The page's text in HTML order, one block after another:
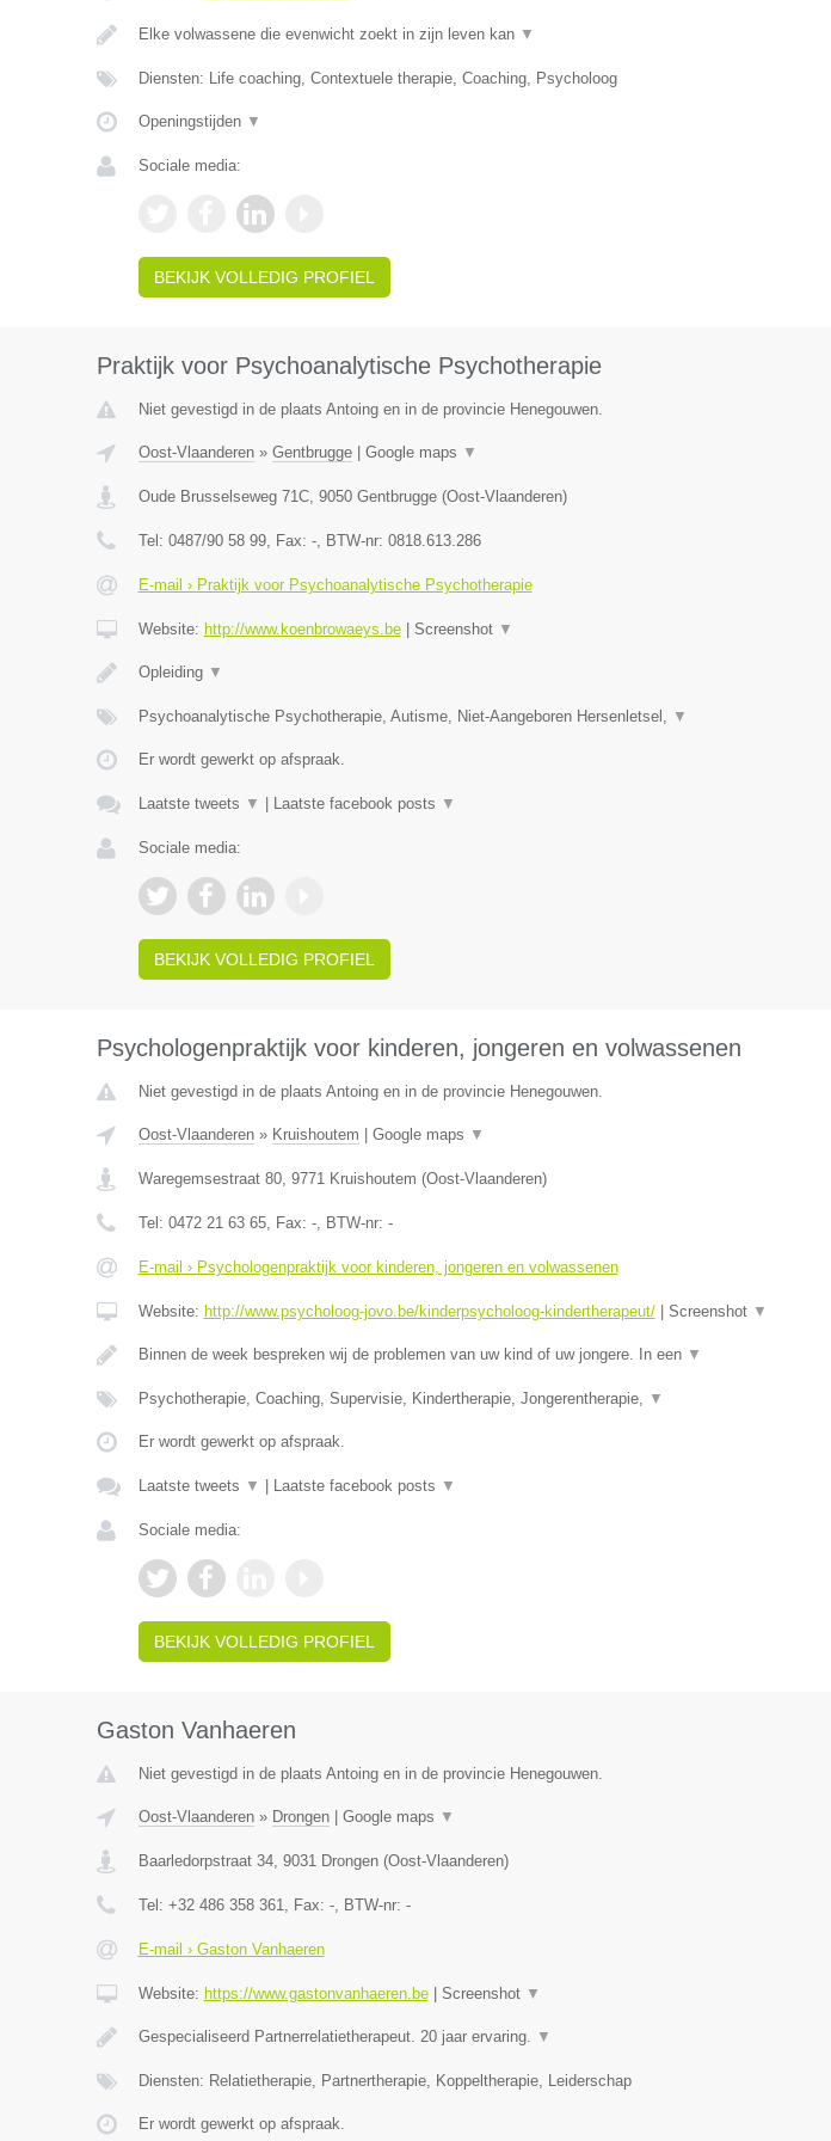
Elke volwassene die evenwicht zoekt in zijn leven kan ▼
Diensten: Life coaching, Contextuele therapie, Coaching, Psycholoog
Openingstijden ▼
Sociale media:
BEKIJK VOLLEDIG PROFIEL
Praktijk voor Psychoanalytische Psychotherapie
Niet gevestigd in de plaats Antoing en in de provincie Henegouwen.
Oost-Vlaanderen» Gentbrugge| Google maps ▼
Oude Brusselseweg 71C, 9050 Gentbrugge(Oost-Vlaanderen)
Tel: 0487/90 58 99, Fax: -, BTW-nr: 0818.613.286
E-mail › Praktijk voor Psychoanalytische Psychotherapie
Website: http://www.koenbrowaeys.be| Screenshot ▼
Opleiding ▼
Psychoanalytische Psychotherapie, Autisme, Niet-Aangeboren Hersenletsel, ▼
Er wordt gewerkt op afspraak.
Laatste tweets ▼ Laatste facebook posts ▼
Sociale media:
BEKIJK VOLLEDIG PROFIEL
Psychologenpraktijk voor kinderen, jongeren en volwassenen
Niet gevestigd in de plaats Antoing en in de provincie Henegouwen.
Oost-Vlaanderen» Kruishoutem Google maps ▼
Waregemsestraat 80, 9771 Kruishoutem (Oost-Vlaanderen)
Tel: 0472 21 63 65, Fax: -, BTW-nr: -
E-mail › Psychologenpraktijk voor kinderen, jongeren en volwassenen
Website: http://www.psycholoog-jovo.be/kinderpsycholoog-kindertherapeut/| Screenshot ▼
Binnen de week bespreken wij de problemen van uw kind of uw jongere. In een ▼
Psychotherapie, Coaching, Supervisie, Kindertherapie, Jongerentherapie, ▼
Er wordt gewerkt op afspraak.
Laatste tweets ▼ Laatste facebook posts ▼
Sociale media:
BEKIJK VOLLEDIG PROFIEL
Gaston Vanhaeren
Niet gevestigd in de plaats Antoing en in de provincie Henegouwen.
Oost-Vlaanderen» Drongen| Google maps ▼
Baarledorpstraat 34, 9031 Drongen(Oost-Vlaanderen)
Tel: +32 486 358 361, Fax: -, BTW-nr: -
E-mail › Gaston Vanhaeren
Website: https://www.gastonvanhaeren.be| Screenshot ▼
Gespecialiseerd Partnerrelatietherapeut. 20 jaar ervaring. ▼
Diensten: Relatietherapie, Partnertherapie, Koppeltherapie, Leiderschap
Er wordt gewerkt op afspraak.